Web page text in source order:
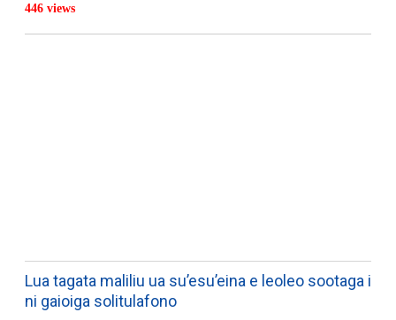
446 views
Lua tagata maliliu ua su’esu’eina e leoleo sootaga i
ni gaioiga solitulafono